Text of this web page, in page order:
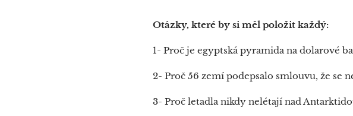
Otázky, které by si měl položit každý:
1- Proč je egyptská pyramida na dolarové
2- Proč 56 zemí podepsalo smlouvu, že se
3- Proč letadla nikdy nelétají nad